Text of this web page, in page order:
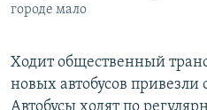
городе мало
Ходит общественный
новых автобусов привезли